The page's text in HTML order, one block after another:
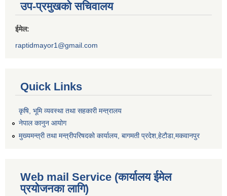
उप-प्रमुखको सचिवालय
ईमेल:
raptidmayor1@gmail.com
Quick Links
कृषि, भूमि व्यवस्था तथा सहकारी मन्त्रालय
नेपाल कानुन आयोग
मुख्यमन्त्री तथा मन्त्रीपरिषदको कार्यालय, बागमती प्रदेश,हेटाैडा,मकवानपुर
Web mail Service (कार्यालय ईमेल
प्रयोजनका लागि)